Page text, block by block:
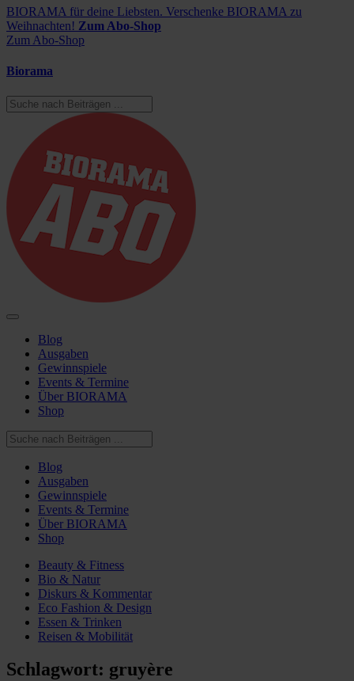
BIORAMA für deine Liebsten. Verschenke BIORAMA zu
Weihnachten! Zum Abo-Shop
Zum Abo-Shop
Biorama
Blog
Ausgaben
Gewinnspiele
Events & Termine
Über BIORAMA
Shop
Blog
Ausgaben
Gewinnspiele
Events & Termine
Über BIORAMA
Shop
Beauty & Fitness
Bio & Natur
Diskurs & Kommentar
Eco Fashion & Design
Essen & Trinken
Reisen & Mobilität
Schlagwort: gruyère